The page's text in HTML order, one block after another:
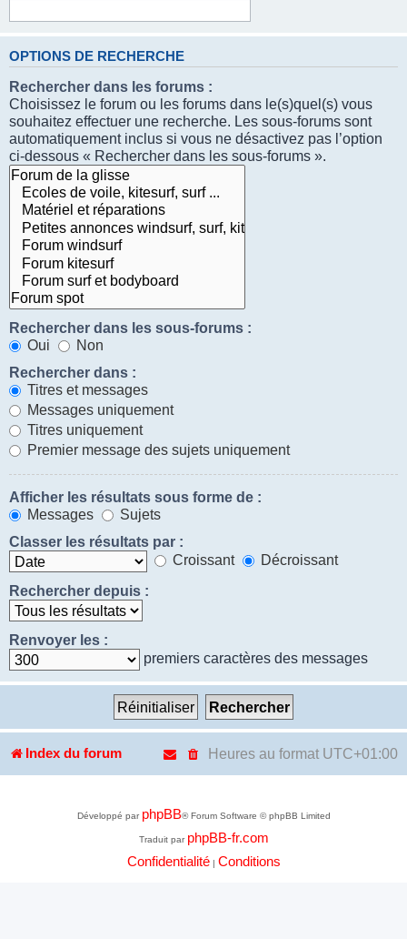
OPTIONS DE RECHERCHE
Rechercher dans les forums :
Choisissez le forum ou les forums dans le(s)quel(s) vous
souhaitez effectuer une recherche. Les sous-forums sont
automatiquement inclus si vous ne désactivez pas l’option
ci-dessous « Rechercher dans les sous-forums ».
Rechercher dans les sous-forums :
Oui
Non
Rechercher dans :
Titres et messages
Messages uniquement
Titres uniquement
Premier message des sujets uniquement
Afficher les résultats sous forme de :
Messages
Sujets
Classer les résultats par :
Croissant
Décroissant
Rechercher depuis :
Renvoyer les :
premiers caractères des messages
Index du forum Heures au format UTC+01:00
Développé par phpBB® Forum Software © phpBB Limited
Traduit par phpBB-fr.com
Confidentialité| Conditions